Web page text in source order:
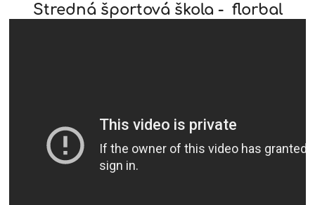
Stredná športová škola - florbal